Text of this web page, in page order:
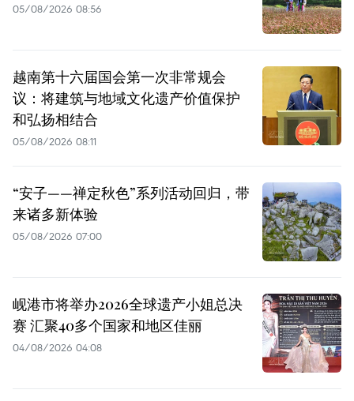
05/08/2026 08:56
越南第十六届国会第一次非常规会
议：将建筑与地域文化遗产价值保护
和弘扬相结合
05/08/2026 08:11
“安子——禅定秋色”系列活动回归，带
来诸多新体验
05/08/2026 07:00
岘港市将举办2026全球遗产小姐总决
赛 汇聚40多个国家和地区佳丽
04/08/2026 04:08